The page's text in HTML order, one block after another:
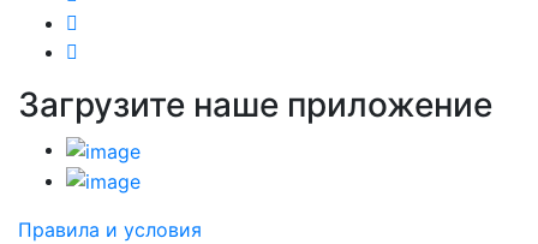
Загрузите наше приложение
Правила и условия